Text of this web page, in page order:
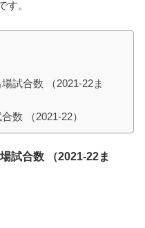
す。
試合数 （2021-22ま
数 （2021-22）
試合数 （2021-22ま